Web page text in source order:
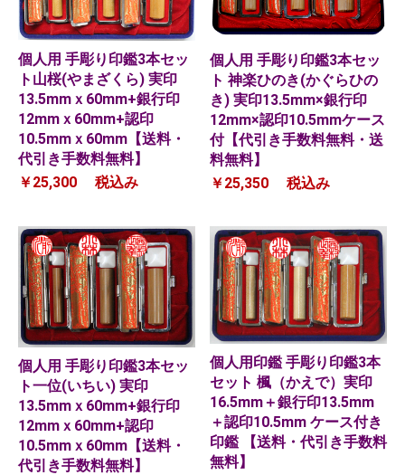
個人用 手彫り印鑑3本セッ
ト山桜(やまざくら) 実印
13.5mmｘ60mm+銀行印
12mmｘ60mm+認印
10.5mmｘ60mm【送料・
代引き手数料無料】
￥25,300
税込み
個人用 手彫り印鑑3本セッ
ト 神楽ひのき(かぐらひの
き) 実印13.5mm×銀行印
12mm×認印10.5mmケース
付【代引き手数料無料・送
料無料】
￥25,350
税込み
個人用 手彫り印鑑3本セッ
ト一位(いちい) 実印
13.5mmｘ60mm+銀行印
12mmｘ60mm+認印
10.5mmｘ60mm【送料・
代引き手数料無料】
個人用印鑑 手彫り印鑑3本
セット 楓（かえで）実印
16.5mm＋銀行印13.5mm
＋認印10.5mm ケース付き
印鑑 【送料・代引き手数料
無料】